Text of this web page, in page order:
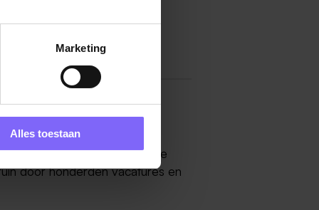
Marketing
Alles toestaan
Banenrijklimburg als grootste
door honderden vacatures en